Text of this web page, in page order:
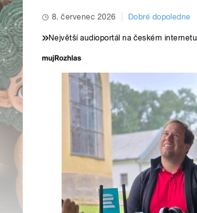
8. červenec 2026 Dobré dopoledne
Největší audioportál na českém internetu